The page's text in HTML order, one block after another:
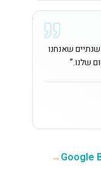
שאנחנו
שלנו.”
→